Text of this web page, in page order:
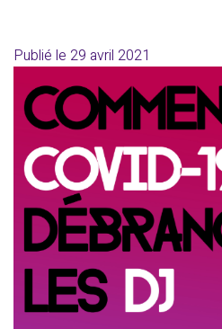
Publié le 29 avril 2021